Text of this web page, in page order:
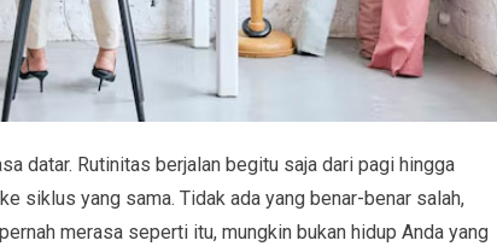
datar. Rutinitas berjalan begitu saja dari pagi hingga
siklus yang sama. Tidak ada yang benar-benar salah,
merasa seperti itu, mungkin bukan hidup Anda yang